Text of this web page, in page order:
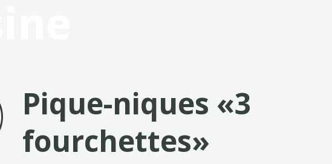
Pique-niques «3
fourchettes»